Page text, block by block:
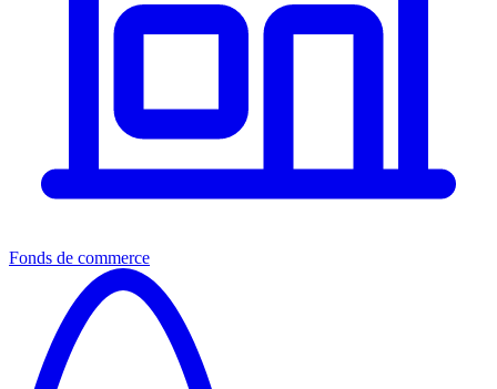
Fonds de commerce